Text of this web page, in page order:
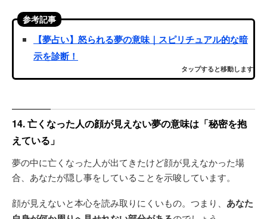
参考記事
【夢占い】怒られる夢の意味｜スピリチュアル的な暗
示を診断！
タップすると移動します
14. 亡くなった人の顔が見えない夢の意味は「秘密を抱
えている」
夢の中に亡くなった人が出てきたけど顔が見えなかった場
合、あなたが隠し事をしていることを示唆しています。
顔が見えないと本心を読み取りにくいもの。つまり、 あなた